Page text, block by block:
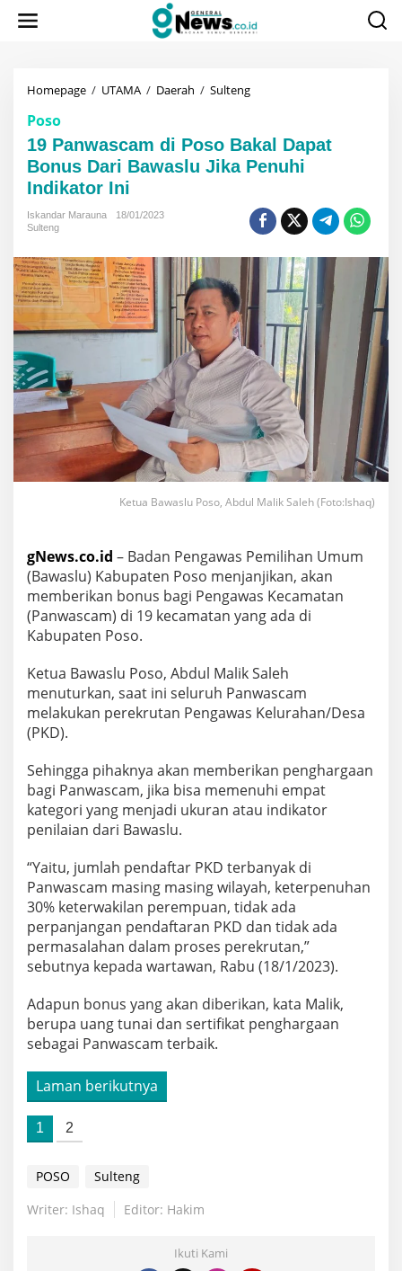
Homepage / UTAMA / Daerah / Sulteng19
Poso
Bakal
Dapat
Bawaslu
Jika
Indikator
Ini
Poso
19 Panwascam di Poso Bakal Dapat
Bonus Dari Bawaslu Jika Penuhi
Indikator Ini
Iskandar Marauna
18/01/2023
Sulteng
Ketua Bawaslu Poso, Abdul Malik Saleh (Foto:Ishaq)
gNews.co.id – Badan Pengawas Pemilihan Umum
(Bawaslu) Kabupaten Poso menjanjikan, akan
memberikan bonus bagi Pengawas Kecamatan
(Panwascam) di 19 kecamatan yang ada di
Kabupaten Poso.
Ketua Bawaslu Poso, Abdul Malik Saleh
menuturkan, saat ini seluruh Panwascam
melakukan perekrutan Pengawas Kelurahan/Desa
(PKD).
Sehingga pihaknya akan memberikan penghargaan
bagi Panwascam, jika bisa memenuhi empat
kategori yang menjadi ukuran atau indikator
penilaian dari Bawaslu.
“Yaitu, jumlah pendaftar PKD terbanyak di
Panwascam masing masing wilayah, keterpenuhan
30% keterwakilan perempuan, tidak ada
perpanjangan pendaftaran PKD dan tidak ada
permasalahan dalam proses perekrutan,”
sebutnya kepada wartawan, Rabu (18/1/2023).
Adapun bonus yang akan diberikan, kata Malik,
berupa uang tunai dan sertifikat penghargaan
sebagai Panwascam terbaik.
Laman berikutnya
1 2
POSO
Sulteng
Writer: Ishaq
Editor: Hakim
Ikuti Kami